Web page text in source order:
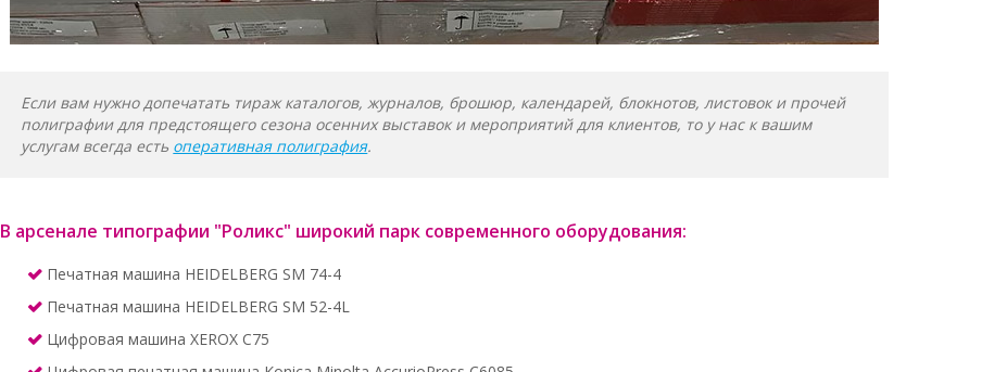
Если вам нужно допечатать тираж каталогов, журналов, брошюр, календарей, блокнотов, листовок и прочей
полиграфии для предстоящего сезона осенних выставок и мероприятий для клиентов, то у нас к вашим
услугам всегда есть оперативная полиграфия.
В арсенале типографии "Роликс" широкий парк современного оборудования:
Печатная машина HEIDELBERG SM 74-4
Печатная машина HEIDELBERG SM 52-4L
Цифровая машина XEROX C75